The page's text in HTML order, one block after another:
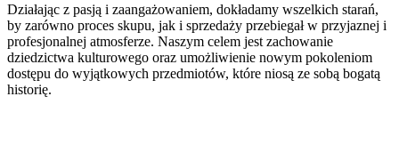
Działając z pasją i zaangażowaniem, dokładamy wszelkich starań,
by zarówno proces skupu, jak i sprzedaży przebiegał w przyjaznej i
profesjonalnej atmosferze. Naszym celem jest zachowanie
dziedzictwa kulturowego oraz umożliwienie nowym pokoleniom
dostępu do wyjątkowych przedmiotów, które niosą ze sobą bogatą
historię.